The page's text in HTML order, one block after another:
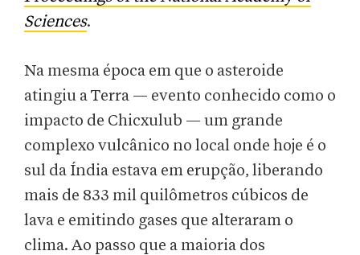
Sciences.
Na mesma época em que o asteroide
atingiu a Terra — evento conhecido como o
impacto de Chicxulub — um grande
complexo vulcânico no local onde hoje é o
sul da Índia estava em erupção, liberando
mais de 833 mil quilômetros cúbicos de
lava e emitindo gases que alteraram o
clima. Ao passo que a maioria dos